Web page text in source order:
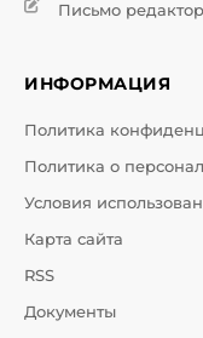
Письмо
ИНФОРМАЦИЯ
Политика
Политика о
Условия
Карта сайта
RSS
Документы